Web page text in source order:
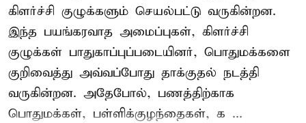
கிளர்ச்சி குழுக்களும் செயல்பட்டு வருகின்றன.
இந்த பயங்கரவாத அமைப்புகள், கிளர்ச்சி
குழுக்கள் பாதுகாப்புப்படையினர், பொதுமக்களை
குறிவைத்து அவ்வப்போது தாக்குதல் நடத்தி
வருகின்றன. அதேபோல், பணத்திற்காக
பொதுமக்கள், பள்ளிக்குழந்தைகள், க ...